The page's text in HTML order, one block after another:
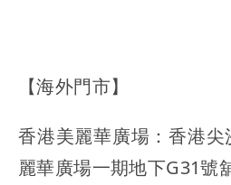
【海外門市】
香港美麗華廣場：香港
麗華廣場一期地下G31號